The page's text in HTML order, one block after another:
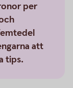
per
att
tips.